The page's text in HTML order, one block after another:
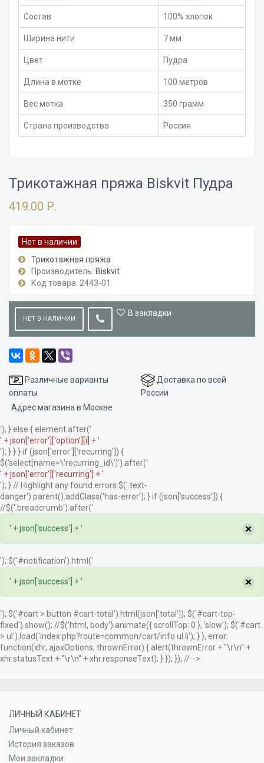
Состав 100% хлопок
Ширина нити 7 мм
Цвет Пудра
Длина в мотке 100 метров
Вес мотка 350 грамм
Страна производства Россия
Трикотажная пряжа Biskvit Пудра
419.00 Р.
Нет в наличии
Трикотажная пряжа
Производитель: Biskvit
Код товара: 2443-01
НЕТ В НАЛИЧИИ
В закладки
Различные варианты
оплаты
Доставка по всей
России
Адрес магазина в Москве
'); } else { element.after('
' + json['error']['option'][i] + '
'); } } } if (json['error']['recurring']) {
$('select[name=\'recurring_id\']').after('
' + json['error']['recurring'] + '
'); } // Highlight any found errors $('.text-
danger').parent().addClass('has-error'); } if (json['success']) {
//$('.breadcrumb').after('
' + json['success'] + ' ×
'); $('#notification').html('
' + json['success'] + ' ×
'); $('#cart > button #cart-total').html(json['total']); $('#cart-top-
fixed').show(); //$('html, body').animate({ scrollTop: 0 }, 'slow'); $('#cart
> ul').load('index.php?route=common/cart/info ul li'); } }, error:
function(xhr, ajaxOptions, thrownError) { alert(thrownError + "\r\n" +
xhr.statusText + "\r\n" + xhr.responseText); } }); }); //-->
ЛИЧНЫЙ КАБИНЕТ
Личный кабинет
История заказов
Мои закладки